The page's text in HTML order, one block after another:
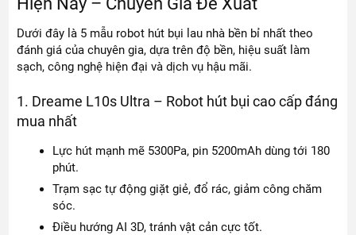
Dưới đây là 5 mẫu robot hút bụi lau nhà bền bỉ nhất theo
đánh giá của chuyên gia, dựa trên độ bền, hiệu suất làm
sạch, công nghệ hiện đại và dịch vụ hậu mãi.
1. Dreame L10s Ultra – Robot hút bụi cao cấp đáng
mua nhất
Lực hút mạnh mẽ 5300Pa, pin 5200mAh dùng tới 180
phút.
Trạm sạc tự động giặt giẻ, đổ rác, giảm công chăm
sóc.
Điều hướng AI 3D, tránh vật cản cực tốt.